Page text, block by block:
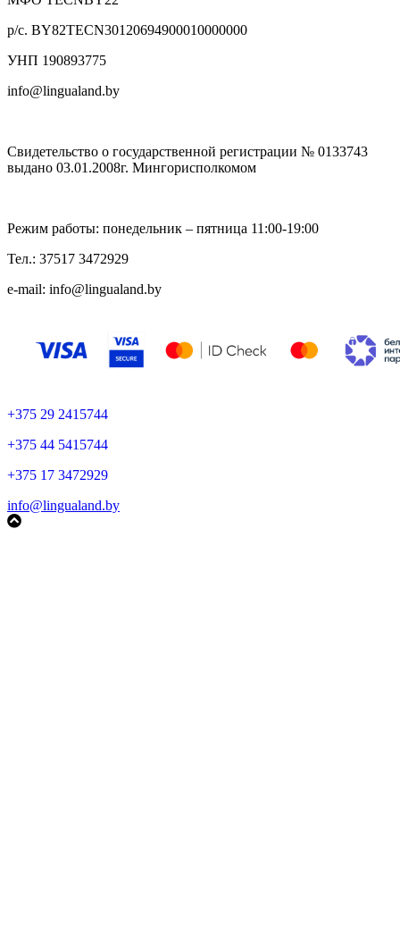
р/с. BY82TECN30120694900010000000
УНП 190893775
info@lingualand.by
Свидетельство о государственной регистрации № 0133743
выдано 03.01.2008г. Мингорисполкомом
Режим работы: понедельник – пятница 11:00-19:00
Тел.: 37517 3472929
e-mail: info@lingualand.by
+375 29 2415744
+375 44 5415744
+375 17 3472929
info@lingualand.by